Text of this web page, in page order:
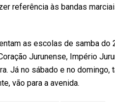
referência às bandas
as escolas de samba do
Jurunense, Império
Já no sábado e no
vão para a avenida.